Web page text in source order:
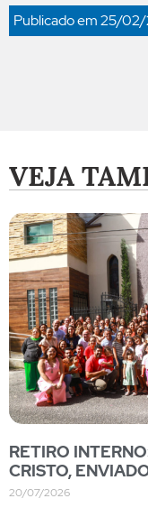
Publicado em25/
VEJA
RETIRO
CRISTO,
20/07/2026